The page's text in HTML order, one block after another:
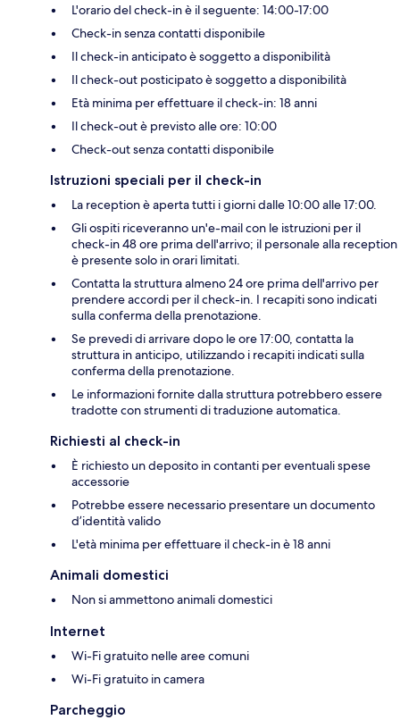
L'orario del check-in è il seguente: 14:00-17:00
Check-in senza contatti disponibile
Il check-in anticipato è soggetto a disponibilità
Il check-out posticipato è soggetto a disponibilità
Età minima per effettuare il check-in: 18 anni
Il check-out è previsto alle ore: 10:00
Check-out senza contatti disponibile
Istruzioni speciali per il check-in
La reception è aperta tutti i giorni dalle 10:00 alle 17:00.
Gli ospiti riceveranno un'e-mail con le istruzioni per il
check-in 48 ore prima dell'arrivo; il personale alla reception
è presente solo in orari limitati.
Contatta la struttura almeno 24 ore prima dell'arrivo per
prendere accordi per il check-in. I recapiti sono indicati
sulla conferma della prenotazione.
Se prevedi di arrivare dopo le ore 17:00, contatta la
struttura in anticipo, utilizzando i recapiti indicati sulla
conferma della prenotazione.
Le informazioni fornite dalla struttura potrebbero essere
tradotte con strumenti di traduzione automatica.
Richiesti al check-in
È richiesto un deposito in contanti per eventuali spese
accessorie
Potrebbe essere necessario presentare un documento
d’identità valido
L'età minima per effettuare il check-in è 18 anni
Animali domestici
Non si ammettono animali domestici
Internet
Wi-Fi gratuito nelle aree comuni
Wi-Fi gratuito in camera
Parcheggio